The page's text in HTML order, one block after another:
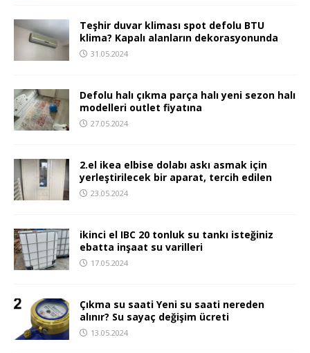
Teşhir duvar kliması spot defolu BTU
klima? Kapalı alanların dekorasyonunda
31.05.2024
Defolu halı çıkma parça halı yeni sezon halı
modelleri outlet fiyatına
27.05.2024
2.el ikea elbise dolabı askı asmak için
yerleştirilecek bir aparat, tercih edilen
23.05.2024
ikinci el IBC 20 tonluk su tankı isteğiniz
ebatta inşaat su varilleri
17.05.2024
Çıkma su saati Yeni su saati nereden
alınır? Su sayaç değişim ücreti
13.05.2024